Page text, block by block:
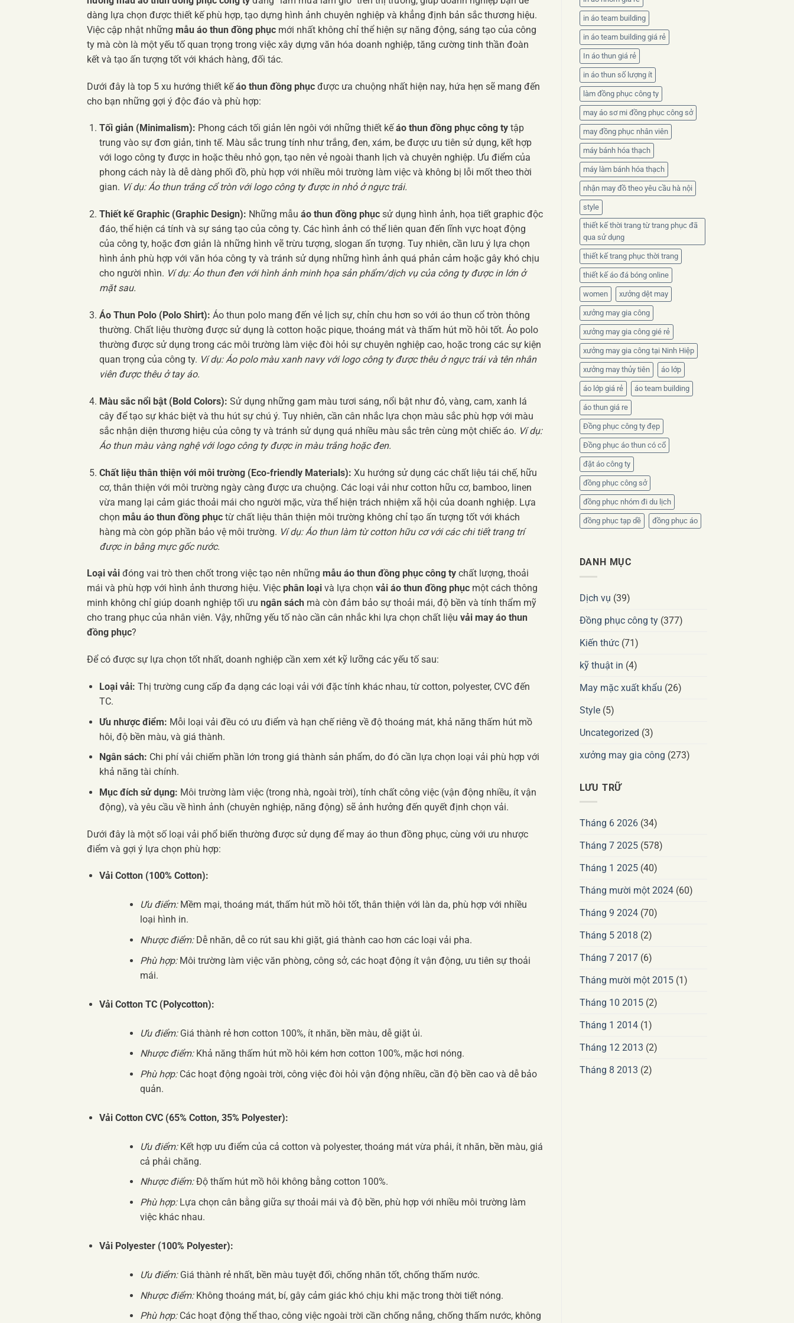
dàng lựa chọn được thiết kế phù hợp, tạo dựng hình ảnh chuyên nghiệp và khẳng định bản sắc thương hiệu.
Việc cập nhật những mẫu áo thun đồng phục mới nhất không chỉ thể hiện sự năng động, sáng tạo của công
ty mà còn là một yếu tố quan trọng trong việc xây dựng văn hóa doanh nghiệp, tăng cường tinh thần đoàn
kết và tạo ấn tượng tốt với khách hàng, đối tác.
Dưới đây là top 5 xu hướng thiết kếáo thun đồng phục được ưa chuộng nhất hiện nay, hứa hẹn sẽ mang đến
cho bạn những gợi ý độc đáo và phù hợp:
Tối giản (Minimalism): Phong cách tối giản lên ngôi với những thiết kếáo thun đồng phục công tytập
trung vào sự đơn giản, tinh tế. Màu sắc trung tính như trắng, đen, xám, be được ưu tiên sử dụng, kết hợp
với logo công ty được in hoặc thêu nhỏ gọn, tạo nên vẻ ngoài thanh lịch và chuyên nghiệp. Ưu điểm của
phong cách này là dễ dàng phối đồ, phù hợp với nhiều môi trường làm việc và không bị lỗi mốt theo thời
gian. Ví dụ: Áo thun trắng cổ tròn với logo công ty được in nhỏ ở ngực trái.
Thiết kế Graphic (Graphic Design): Những mẫu áo thun đồng phụcsử dụng hình ảnh, họa tiết graphic độc
đáo, thể hiện cá tính và sự sáng tạo của công ty. Các hình ảnh có thể liên quan đến lĩnh vực hoạt động
của công ty, hoặc đơn giản là những hình vẽ trừu tượng, slogan ấn tượng. Tuy nhiên, cần lưu ý lựa chọn
hình ảnh phù hợp với văn hóa công ty và tránh sử dụng những hình ảnh quá phản cảm hoặc gây khó chịu
cho người nhìn. Ví dụ: Áo thun đen với hình ảnh minh họa sản phẩm/dịch vụ của công ty được in lớn ở
mặt sau.
Áo Thun Polo (Polo Shirt): Áo thun polo mang đến vẻ lịch sự, chỉn chu hơn so với áo thun cổ tròn thông
thường. Chất liệu thường được sử dụng là cotton hoặc pique, thoáng mát và thấm hút mồ hôi tốt. Áo polo
thường được sử dụng trong các môi trường làm việc đòi hỏi sự chuyên nghiệp cao, hoặc trong các sự kiện
quan trọng của công ty. Ví dụ: Áo polo màu xanh navy với logo công ty được thêu ở ngực trái và tên nhân
viên được thêu ở tay áo.
Màu sắc nổi bật (Bold Colors): Sử dụng những gam màu tươi sáng, nổi bật như đỏ, vàng, cam, xanh lá
cây để tạo sự khác biệt và thu hút sự chú ý. Tuy nhiên, cần cân nhắc lựa chọn màu sắc phù hợp với màu
sắc nhận diện thương hiệu của công ty và tránh sử dụng quá nhiều màu sắc trên cùng một chiếc áo. Ví dụ:
Áo thun màu vàng nghệ với logo công ty được in màu trắng hoặc đen.
Chất liệu thân thiện với môi trường (Eco-friendly Materials): Xu hướng sử dụng các chất liệu tái chế, hữu
cơ, thân thiện với môi trường ngày càng được ưa chuộng. Các loại vải như cotton hữu cơ, bamboo, linen
vừa mang lại cảm giác thoải mái cho người mặc, vừa thể hiện trách nhiệm xã hội của doanh nghiệp. Lựa
chọn mẫu áo thun đồng phụctừ chất liệu thân thiện môi trường không chỉ tạo ấn tượng tốt với khách
hàng mà còn góp phần bảo vệ môi trường. Ví dụ: Áo thun làm từ cotton hữu cơ với các chi tiết trang trí
được in bằng mực gốc nước.
Loại vải đóng vai trò then chốt trong việc tạo nên những mẫu áo thun đồng phục công ty chất lượng, thoải
mái và phù hợp với hình ảnh thương hiệu. Việc phân loại và lựa chọn vải áo thun đồng phục một cách thông
minh không chỉ giúp doanh nghiệp tối ưu ngân sách mà còn đảm bảo sự thoải mái, độ bền và tính thẩm mỹ
cho trang phục của nhân viên. Vậy, những yếu tố nào cần cân nhắc khi lựa chọn chất liệu vải may áo thun
đồng phục?
Để có được sự lựa chọn tốt nhất, doanh nghiệp cần xem xét kỹ lưỡng các yếu tố sau:
Loại vải: Thị trường cung cấp đa dạng các loại vải với đặc tính khác nhau, từ cotton, polyester, CVC đến
TC.
Ưu nhược điểm: Mỗi loại vải đều có ưu điểm và hạn chế riêng về độ thoáng mát, khả năng thấm hút mồ
hôi, độ bền màu, và giá thành.
Ngân sách: Chi phí vải chiếm phần lớn trong giá thành sản phẩm, do đó cần lựa chọn loại vải phù hợp với
khả năng tài chính.
Mục đích sử dụng: Môi trường làm việc (trong nhà, ngoài trời), tính chất công việc (vận động nhiều, ít vận
động), và yêu cầu về hình ảnh (chuyên nghiệp, năng động) sẽ ảnh hưởng đến quyết định chọn vải.
Dưới đây là một số loại vải phổ biến thường được sử dụng để may áo thun đồng phục, cùng với ưu nhược
điểm và gợi ý lựa chọn phù hợp:
Vải Cotton (100% Cotton):
Ưu điểm:Mềm mại, thoáng mát, thấm hút mồ hôi tốt, thân thiện với làn da, phù hợp với nhiều
loại hình in.
Nhược điểm:Dễ nhăn, dễ co rút sau khi giặt, giá thành cao hơn các loại vải pha.
Phù hợp:Môi trường làm việc văn phòng, công sở, các hoạt động ít vận động, ưu tiên sự thoải
mái.
Vải Cotton TC (Polycotton):
Ưu điểm:Giá thành rẻ hơn cotton 100%, ít nhăn, bền màu, dễ giặt ủi.
Nhược điểm:Khả năng thấm hút mồ hôi kém hơn cotton 100%, mặc hơi nóng.
Phù hợp:Các hoạt động ngoài trời, công việc đòi hỏi vận động nhiều, cần độ bền cao và dễ bảo
quản.
Vải Cotton CVC (65% Cotton, 35% Polyester):
Ưu điểm:Kết hợp ưu điểm của cả cotton và polyester, thoáng mát vừa phải, ít nhăn, bền màu, giá
cả phải chăng.
Nhược điểm:Độ thấm hút mồ hôi không bằng cotton 100%.
Phù hợp:Lựa chọn cân bằng giữa sự thoải mái và độ bền, phù hợp với nhiều môi trường làm
việc khác nhau.
Vải Polyester (100% Polyester):
Ưu điểm:Giá thành rẻ nhất, bền màu tuyệt đối, chống nhăn tốt, chống thấm nước.
Nhược điểm:Không thoáng mát, bí, gây cảm giác khó chịu khi mặc trong thời tiết nóng.
Phù hợp:Các hoạt động thể thao, công việc ngoài trời cần chống nắng, chống thấm nước, không
in áo team building
in áo team building giá rẻ
In áo thun giá rẻ
in áo thun số lượng ít
làm đồng phục công ty
may áo sơ mi đồng phục công sở
may đồng phục nhân viên
máy bánh hóa thạch
máy làm bánh hóa thạch
nhận may đồ theo yêu cầu hà nội
style
thiết kế thời trang từ trang phục đã
qua sử dụng
thiết kế trang phục thời trang
thiết kế áo đá bóng online
women xưởng dệt may
xưởng may gia công
xưởng may gia công gié rẻ
xưởng may gia công tại Ninh Hiệp
xưởng may thủy tiên áo lớp
áo lớp giá rẻ áo team building
áo thun giá re
Đồng phục công ty đẹp
Đồng phục áo thun có cổ
đặt áo công ty
đồng phục công sở
đồng phục nhóm đi du lịch
đồng phục tạp dề đồng phục áo
DANH MỤC
Dịch vụ (39)
Đồng phục công ty(377)
Kiến thức(71)
kỹ thuật in (4)
May mặc xuất khẩu (26)
Style(5)
Uncategorized (3)
xưởng may gia công (273)
LƯU TRỮ
Tháng 6 2026(34)
Tháng 7 2025(578)
Tháng 1 2025(40)
Tháng mười một 2024(60)
Tháng 9 2024(70)
Tháng 5 2018 (2)
Tháng 7 2017(6)
Tháng mười một 2015(1)
Tháng 10 2015(2)
Tháng 1 2014(1)
Tháng 12 2013 (2)
Tháng 8 2013 (2)